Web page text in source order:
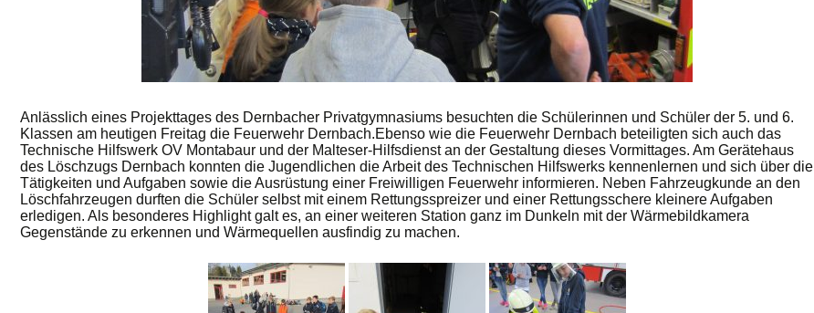
Anlässlich eines Projekttages des Dernbacher Privatgymnasiums besuchten die Schülerinnen und Schüler der 5. und 6.
Klassen am heutigen Freitag die Feuerwehr Dernbach.Ebenso wie die Feuerwehr Dernbach beteiligten sich auch das
Technische Hilfswerk OV Montabaur und der Malteser-Hilfsdienst an der Gestaltung dieses Vormittages. Am Gerätehaus
des Löschzugs Dernbach konnten die Jugendlichen die Arbeit des Technischen Hilfswerks kennenlernen und sich über die
Tätigkeiten und Aufgaben sowie die Ausrüstung einer Freiwilligen Feuerwehr informieren. Neben Fahrzeugkunde an den
Löschfahrzeugen durften die Schüler selbst mit einem Rettungsspreizer und einer Rettungsschere kleinere Aufgaben
erledigen. Als besonderes Highlight galt es, an einer weiteren Station ganz im Dunkeln mit der Wärmebildkamera
Gegenstände zu erkennen und Wärmequellen ausfindig zu machen.